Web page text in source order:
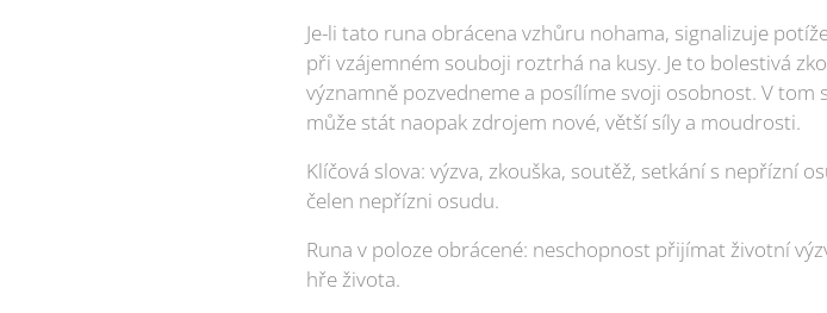
Je-li tato runa obrácena vzhůru nohama, signalizuje
při vzájemném souboji roztrhá na kusy. Je to bolestivá
významně pozvedneme a posílíme svoji osobnost. V tom
může stát naopak zdrojem nové, větší síly a moudrosti.
Klíčová slova: výzva, zkouška, soutěž, setkání s nepřízní
čelen nepřízni osudu.
Runa v poloze obrácené: neschopnost přijímat životní
hře života.